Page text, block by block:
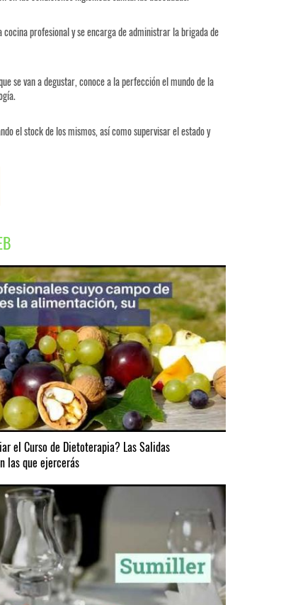
profesional y se encarga de administrar la brigada de
se van a degustar, conoce a la perfección el mundo de la
el stock de los mismos, así como supervisar el estado y
el Curso de Dietoterapia? Las Salidas
las que ejercerás